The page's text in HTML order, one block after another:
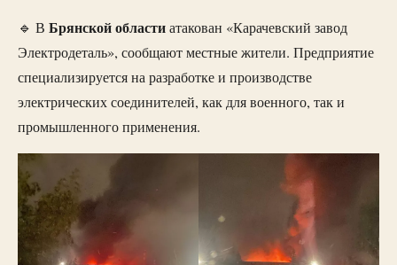
🔹 В Брянскойобластиатакован «Карачевский завод
Электродеталь», сообщают местные жители. Предприятие
специализируется на разработке и производстве
электрических соединителей, как для военного, так и
промышленного применения.